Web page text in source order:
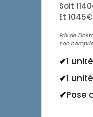
Soit
Et
Prix de
non
1
1
Pose